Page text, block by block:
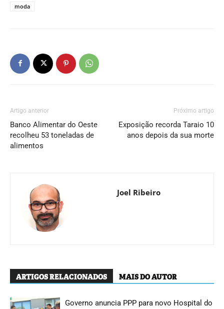
moda
Artigo anterior
Banco Alimentar do Oeste
recolheu 53 toneladas de
alimentos
Próximo artigo
Exposição recorda Taraio 10
anos depois da sua morte
Joel Ribeiro
ARTIGOS RELACIONADOS MAIS DO AUTOR
Governo anuncia PPP para novo Hospital do